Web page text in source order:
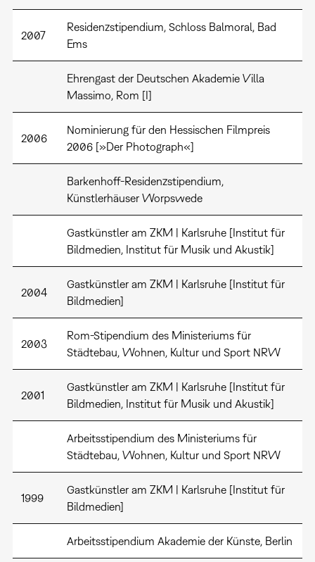
2007
Residenzstipendium, Schloss Balmoral, Bad
Ems
Ehrengast der Deutschen Akademie Villa
Massimo, Rom [I]
2006
Nominierung für den Hessischen Filmpreis
2006 [»Der Photograph«]
Barkenhoff-Residenzstipendium,
Künstlerhäuser Worpswede
Gastkünstler am ZKM | Karlsruhe [Institut für
Bildmedien, Institut für Musik und Akustik]
2004
Gastkünstler am ZKM | Karlsruhe [Institut für
Bildmedien]
2003
Rom-Stipendium des Ministeriums für
Städtebau, Wohnen, Kultur und Sport NRW
2001
Gastkünstler am ZKM | Karlsruhe [Institut für
Bildmedien, Institut für Musik und Akustik]
Arbeitsstipendium des Ministeriums für
Städtebau, Wohnen, Kultur und Sport NRW
1999
Gastkünstler am ZKM | Karlsruhe [Institut für
Bildmedien]
Arbeitsstipendium Akademie der Künste, Berlin